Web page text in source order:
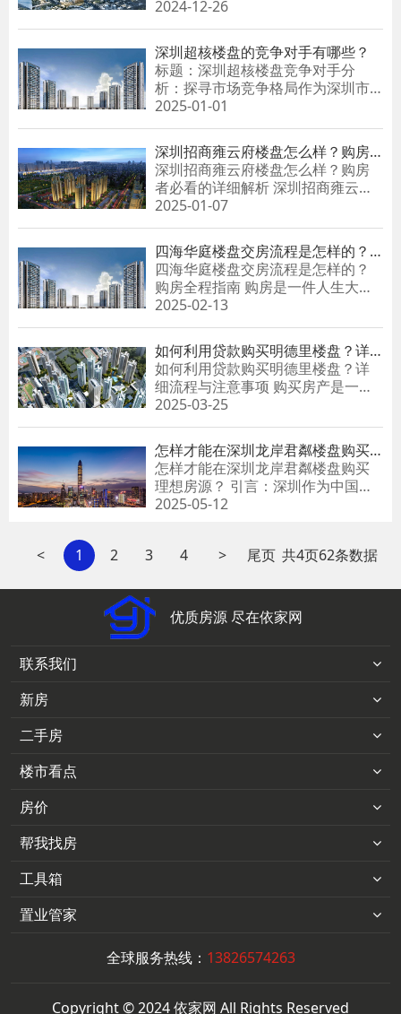
的城市，吸引了无数的打拼者和梦
想家。在如此激烈的竞争环境中......
2024-12-26
深圳超核楼盘的竞争对手有哪些？
标题：深圳超核楼盘竞争对手分
析：探寻市场竞争格局作为深圳市
的一处新兴住宅项目，深圳超核楼
盘备受关注。在房地产市场竞争激
烈......
2025-01-01
深圳招商雍云府楼盘怎么样？购房
者必看的详细解析
深圳招商雍云府楼盘怎么样？购房
者必看的详细解析 深圳招商雍云府
楼盘怎么样？购房者必看的详细解
析......
2025-01-07
四海华庭楼盘交房流程是怎样的？
购房全程指南
四海华庭楼盘交房流程是怎样的？
购房全程指南 购房是一件人生大
事，尤其是在大城市，找到理想的
居住环境更是不易。而四海华庭
作......
2025-02-13
如何利用贷款购买明德里楼盘？详
细流程与注意事项
如何利用贷款购买明德里楼盘？详
细流程与注意事项 购买房产是一项
重大投资，尤其是在像明德里这样
备受瞩目的楼盘。对于......
2025-03-25
怎样才能在深圳龙岸君粼楼盘购买
理想房源？
怎样才能在深圳龙岸君粼楼盘购买
理想房源？ 引言：深圳作为中国的
科技与创新中心，吸引了无数年轻
2025-05-12
< 1 2 3 4 > 尾页 共4页62条数据
优质房源 尽在依家网
联系我们
新房
二手房
楼市看点
房价
帮我找房
工具箱
置业管家
全球服务热线： 13826574263
Copyright © 2024 依家网 All Rights Reserved